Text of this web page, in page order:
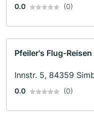
0.0 (0)
Pfeiler's Flug-Reisen
Innstr. 5, 84359
0.0 (0)